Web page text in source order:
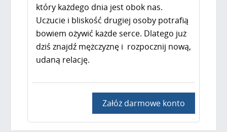
który każdego dnia jest obok nas.
Uczucie i bliskość drugiej osoby potrafią
bowiem ożywić każde serce. Dlatego już
dziś znajdź mężczyznę i rozpocznij nową,
udaną relację.
Załóż darmowe konto